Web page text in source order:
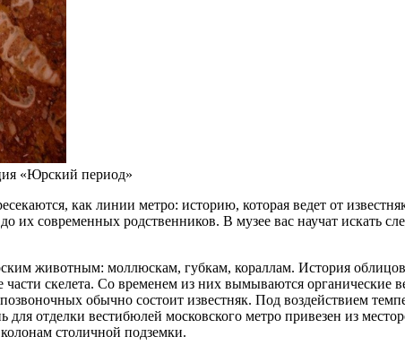
«Юрский период»
как линии метро: историю, которая ведет от
современных родственников. В музее вас научат искать
животным: моллюскам, губкам, кораллам. История
части скелета. Со временем из них вымываются
обычно состоит известняк. Под воздействием
для отделки вестибюлей московского метро привезен из
столичной подземки.